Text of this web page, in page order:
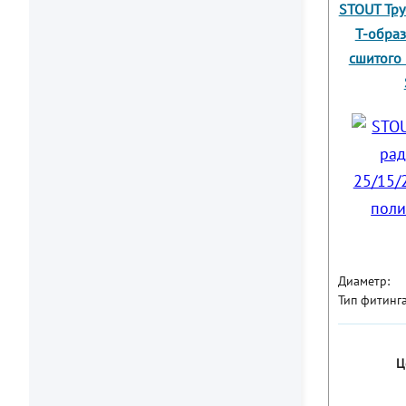
STOUT
Т-
сшитого
Диаметр:
Тип